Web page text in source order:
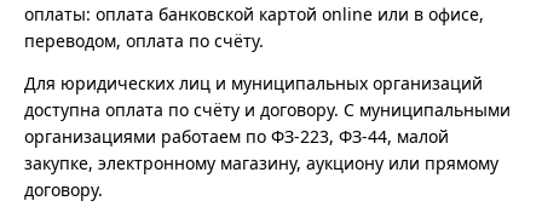
оплаты: оплата банковской картой online или в офисе,
переводом, оплата по счёту.
Для юридических лиц и муниципальных организаций
доступна оплата по счёту и договору. С муниципальными
организациями работаем по ФЗ-223, ФЗ-44, малой
закупке, электронному магазину, аукциону или прямому
договору.